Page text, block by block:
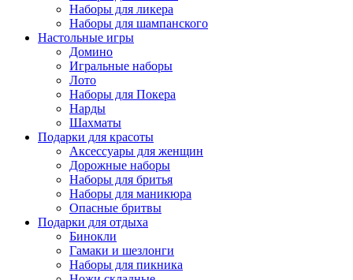
Наборы для ликера
Наборы для шампанского
Настольные игры
Домино
Игральные наборы
Лото
Наборы для Покера
Нарды
Шахматы
Подарки для красоты
Аксессуары для женщин
Дорожные наборы
Наборы для бритья
Наборы для маникюра
Опасные бритвы
Подарки для отдыха
Бинокли
Гамаки и шезлонги
Наборы для пикника